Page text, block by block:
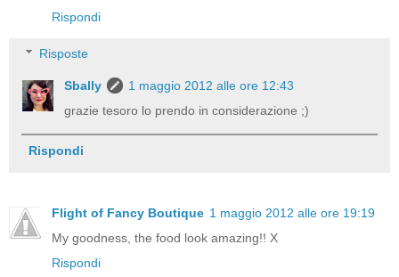
Rispondi
Risposte
Sbally
1 maggio 2012 alle ore 12:43
grazie tesoro lo prendo in considerazione ;)
Rispondi
Flight of Fancy Boutique 1 maggio 2012 alle ore 19:19
My goodness, the food look amazing!! X
Rispondi